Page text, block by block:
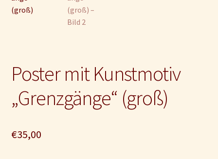
Poster mit Kunstmotiv
„Grenzgänge“ (groß)
€35,00